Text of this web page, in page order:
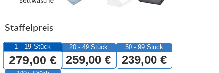
Staffelpreis
1 - 19 Stück
279,00 €
20 - 49 Stück
259,00 €
50 - 99 Stück
239,00 €